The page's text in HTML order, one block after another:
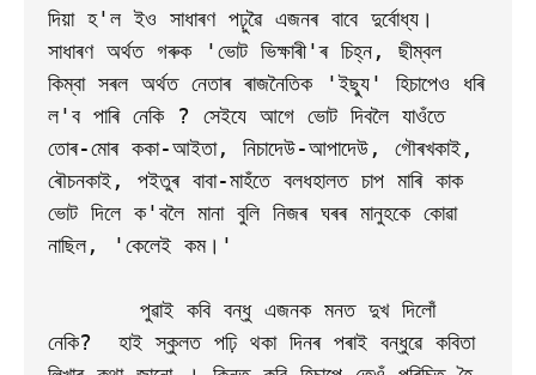
দিয়া হ'ল ইও সাধাৰণ পঢ়ুৱৈ এজনৰ বাবে দুৰ্বোধ্য।
সাধাৰণ অৰ্থত গৰুক 'ভোট ভিক্ষাৰী'ৰ চিহ্ন, ছীম্বল
কিম্বা সৰল অৰ্থত নেতাৰ ৰাজনৈতিক 'ইছ্যু' হিচাপেও ধৰি
ল'ব পাৰি নেকি ? সেইযে আগে ভোট দিবলৈ যাওঁতে
তোৰ-মোৰ ককা-আইতা, নিচাদেউ-আপাদেউ, গৌৰখকাই,
ৰৌচনকাই, পইতুৰ বাবা-মাহঁতে বলধহালত চাপ মাৰি কাক
ভোট দিলে ক'বলৈ মানা বুলি নিজৰ ঘৰৰ মানুহকে কোৱা
নাছিল, 'কেলেই কম।'
নেকি?  হাই স্কুলত পঢ়ি থকা দিনৰ পৰাই বন্ধুৱে কবিতা